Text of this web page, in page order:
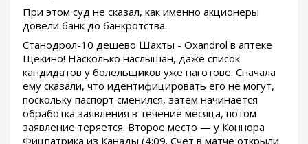
При этом суд не сказал, как именно акционеры
довели банк до банкротства.
Станодрол-10 дешево Шахты - Oxandrol в аптеке
Щекино! Насколько наслышан, даже список
кандидатов у болельщиков уже наготове. Сначала
ему сказали, что идентифицировать его не могут,
поскольку паспорт сменился, затем начинается
обработка заявления в течение месяца, потом
заявление теряется. Второе место — у Коннора
Фицпатрика из Канады (4:09. Счет в матче открыли